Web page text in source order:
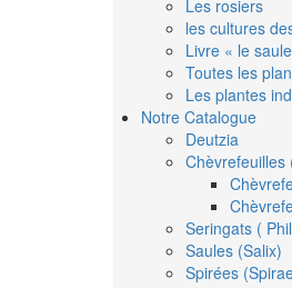
Les rosiers
les cultures
Livre « le
Toutes les
Les plantes
Notre Catalogue
Deutzia
Chèvrefeuilles
Seringats (
Saules (Salix)
Spirées